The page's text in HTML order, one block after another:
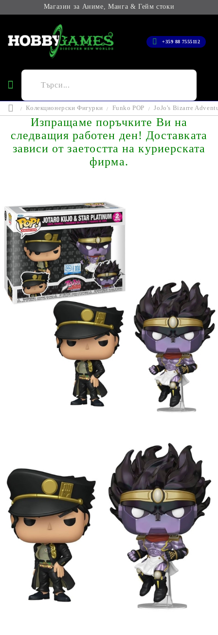
Магазин за Аниме, Манга & Гейм стоки
+359 88 7555112
Колекционерски Фигурки Funko POP JoJo's Bizarre
Изпращаме поръчките Ви на
следващия работен ден! Доставката
зависи от заетостта на куриерската
фирма.
Tweet